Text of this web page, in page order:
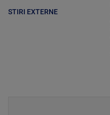
STIRI EXTERNE